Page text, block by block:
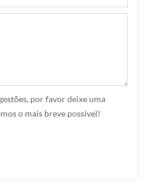
por favor deixe uma
o mais breve possível!